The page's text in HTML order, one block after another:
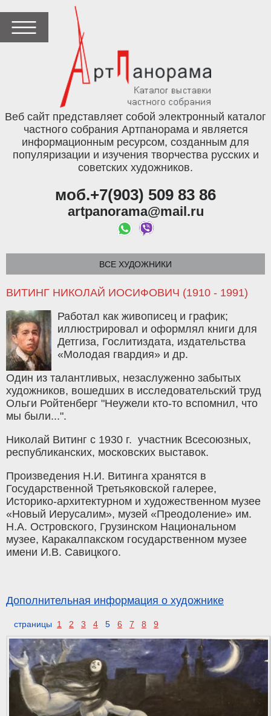
Веб сайт представляет собой электронный каталог
частного собрания Артпанорама и является
информационным ресурсом, созданным для
популяризации и изучения творчества русских и
советских художников.
моб.+7(903) 509 83 86
artpanorama@mail.ru
ВСЕ ХУДОЖНИКИ
ВИТИНГ НИКОЛАЙ ИОСИФОВИЧ (1910 - 1991)
Работал как живописец и график;
иллюстрировал и оформлял книги для
Детгиза, Гослитиздата, издательства
«Молодая гвардия» и др.
Один из талантливых, незаслуженно забытых
художников, вошедших в исследовательский труд
Ольги Ройтенберг "Неужели кто-то вспомнил, что
мы были...".
Николай Витинг с 1930 г. участник Всесоюзных,
республиканских, московских выставок.
Произведения Н.И. Витинга хранятся в
Государственной Третьяковской галерее,
Историко-архитектурном и художественном музее
«Новый Иерусалим», музей «Преодоление» им.
Н.А. Островского, Грузинском Национальном
музее, Каракалпакском государственном музее
имени И.В. Савицкого.
Дополнительная информация о художнике
страницы 1 2 3 4 5 6 7 8 9